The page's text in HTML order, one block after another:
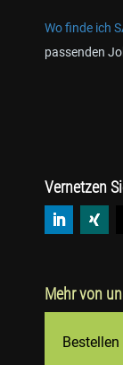
Wo finde ich
passenden
Vernetzen
Mehr von